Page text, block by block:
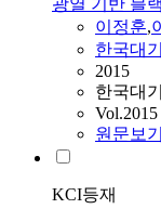
광열 기반 블
이정훈,
한국대
2015
한국대
Vol.2015
원문보기
KCI등재